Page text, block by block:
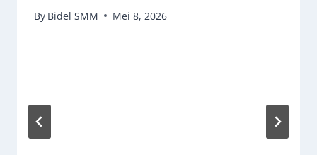
By Bidel SMM Mei 8, 2026